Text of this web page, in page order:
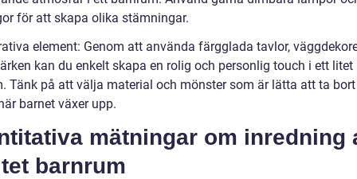
för att skapa olika stämningar.
element: Genom att använda färgglada tavlor,
kan du enkelt skapa en rolig och personlig touch i ett litet
Tänk på att välja material och mönster som är lätta att ta bort
barnet växer upp.
mätningar om inredning
barnrum